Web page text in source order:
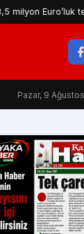
teknoloji
Pazar, 9